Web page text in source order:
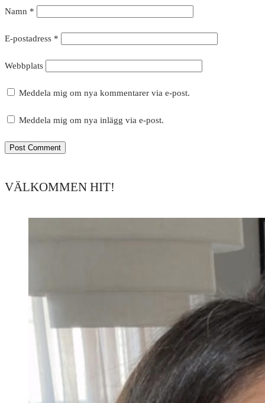
Namn *
E-postadress *
Webbplats
Meddela mig om nya kommentarer via e-post.
Meddela mig om nya inlägg via e-post.
VÄLKOMMEN HIT!